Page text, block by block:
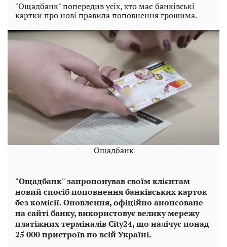
"Ощадбанк" попередив усіх, хто має банківські
картки про нові правила поповнення грошима.
Ощадбанк
"Ощадбанк" запропонував своїм клієнтам
новий спосіб поповнення банківських карток
без комісії. Оновлення, офіційно анонсоване
на сайті банку, використовує велику мережу
платіжних терміналів City24, що налічує понад
25 000 пристроїв по всій Україні.